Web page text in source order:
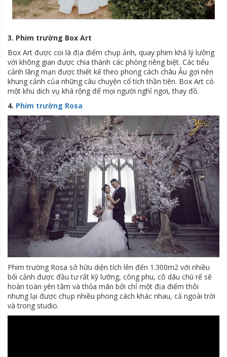
3. Phim trường Box Art
Box Art được coi là địa điểm chụp ảnh, quay phim khá lý lưởng
với không gian được chia thành các phòng riêng biệt. Các tiểu
cảnh lãng mạn được thiết kế theo phong cách châu Âu gợi nên
khung cảnh của những câu chuyện cổ tích thần tiên. Box Art có
một khu dich vụ khá rộng để mọi người nghỉ ngơi, thay đồ.
4. Phim trường Rosa
Phim trường Rosa sở hữu diện tích lên đến 1.300m2 với nhiều
bối cảnh được đầu tư rất kỹ lưỡng, công phu, cô dâu chú rể sẽ
hoàn toàn yên tâm và thỏa mãn bởi chỉ một địa điểm thôi
nhưng lại được chụp nhiều phong cách khác nhau, cả ngoài trời
và trong studio.